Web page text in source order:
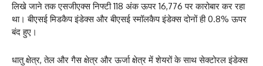
लिखे जाने तक एसजीएक्स निफ्टी 118 अंक ऊपर 16,776 पर कारोबार कर रहा
था। बीएसई मिडकैप इंडेक्स और बीएसई स्मॉलकैप इंडेक्स दोनों ही 0.8% ऊपर
बंद हुए।
धातु क्षेत्र, तेल और गैस क्षेत्र और ऊर्जा क्षेत्र में शेयरों के साथ सेक्टोरल इंडेक्स